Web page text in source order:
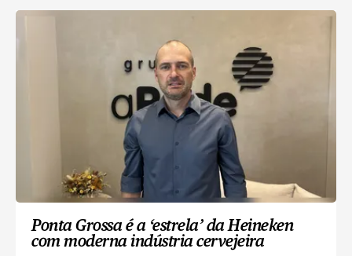
Ponta Grossa é a ‘estrela’ da Heineken
com moderna indústria cervejeira